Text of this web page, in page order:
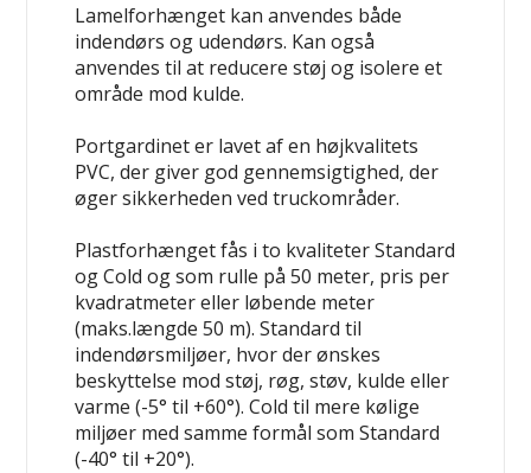
Lamelforhænget kan anvendes både
indendørs og udendørs. Kan også
anvendes til at reducere støj og isolere et
område mod kulde.
Portgardinet er lavet af en højkvalitets
PVC, der giver god gennemsigtighed, der
øger sikkerheden ved truckområder.
Plastforhænget fås i to kvaliteter Standard
og Cold og som rulle på 50 meter, pris per
kvadratmeter eller løbende meter
(maks.længde 50 m). Standard til
indendørsmiljøer, hvor der ønskes
beskyttelse mod støj, røg, støv, kulde eller
varme (-5° til +60°). Cold til mere kølige
miljøer med samme formål som Standard
(-40° til +20°).